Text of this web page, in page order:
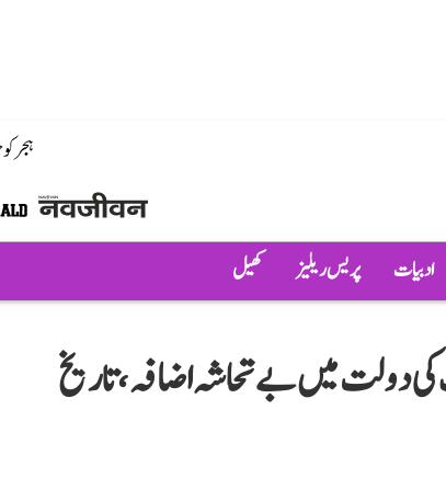
ہجر
ادبیات پریس ریلیز کھیل
دولت میں بے تحاشہ اضافہ، تاریخ